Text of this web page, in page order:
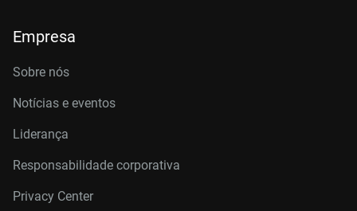
Empresa
Sobre nós
Notícias e eventos
Liderança
Responsabilidade corporativa
Privacy Center